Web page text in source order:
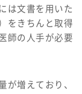
は文書を用いた
をきちんと取得
師の人手が必要
が増えており、